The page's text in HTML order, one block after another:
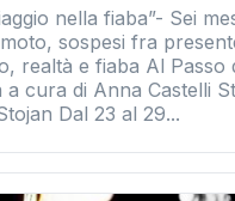
nella fiaba”- Sei
sospesi fra
realtà e fiaba Al Passo
a cura di Anna Castelli
Dal 23 al 29...